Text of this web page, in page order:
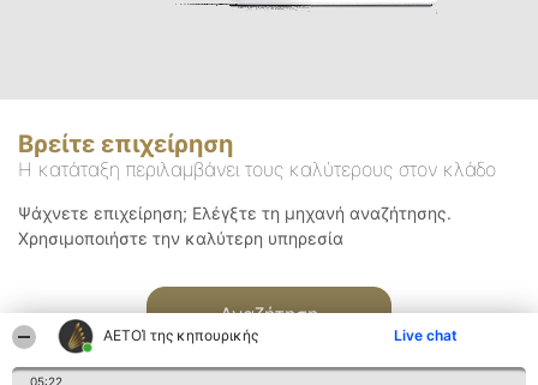
ΑΕΤΟΊ της κηπουρικής Live chat
05:22
Βρείτε επιχείρηση
Η κατάταξη περιλαμβάνει τους καλύτερους στον κλάδο
Ψάχνετε επιχείρηση; Ελέγξτε τη μηχανή αναζήτησης.
Χρησιμοποιήστε την καλύτερη υπηρεσία
Αναζήτηση